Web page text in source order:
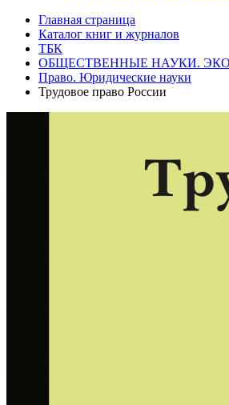
Главная страница
Каталог книг и журналов
ТБК
ОБЩЕСТВЕННЫЕ НАУКИ.
Право. Юридические науки
Трудовое право России